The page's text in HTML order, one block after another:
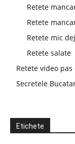
Retete
Retete
Retete mic
Retete salate
Retete video pas
Secretele
Etichete